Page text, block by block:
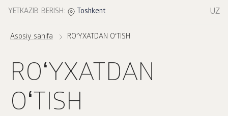
YETKAZIB BERISH: Toshkent UZ
Asosiy sahifa ROʻYXATDAN OʻTISH
ROʻYXATDAN
OʻTISH